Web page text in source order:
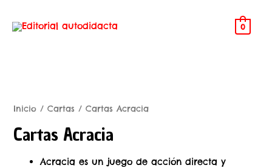
0
Inicio /Cartas / Cartas Acracia
Cartas Acracia
Acracia es un juego de acción directa y